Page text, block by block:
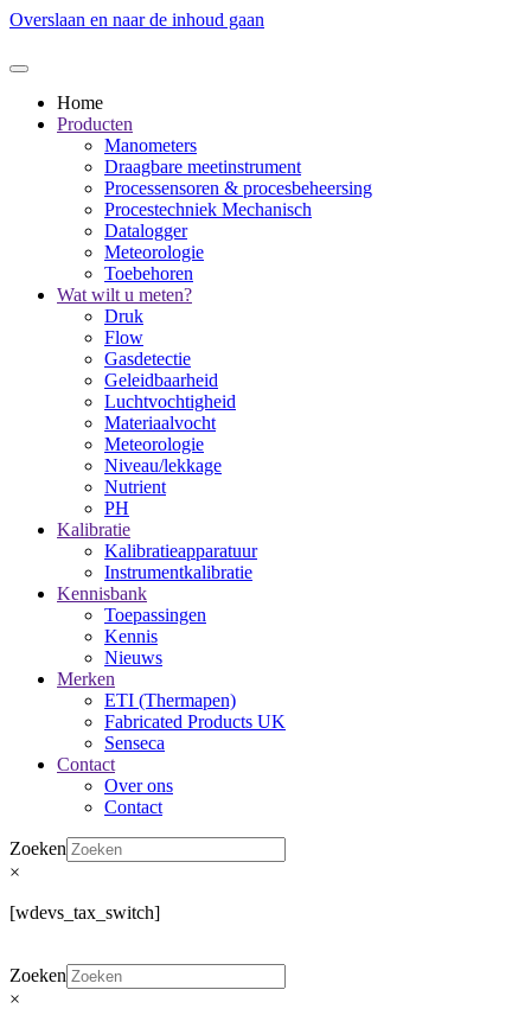
Overslaan en naar de inhoud gaan
Home
Producten
Manometers
Draagbare meetinstrument
Processensoren & procesbeheersing
Procestechniek Mechanisch
Datalogger
Meteorologie
Toebehoren
Wat wilt u meten?
Druk
Flow
Gasdetectie
Geleidbaarheid
Luchtvochtigheid
Materiaalvocht
Meteorologie
Niveau/lekkage
Nutrient
PH
Kalibratie
Kalibratieapparatuur
Instrumentkalibratie
Kennisbank
Toepassingen
Kennis
Nieuws
Merken
ETI (Thermapen)
Fabricated Products UK
Senseca
Contact
Over ons
Contact
Zoeken
×
[wdevs_tax_switch]
Zoeken
×